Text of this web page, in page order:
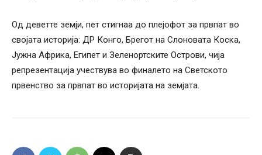
Од деветте земји, пет стигнаа до плејофот за првпат во
својата историја: ДР Конго, Брегот на Слоновата Коска,
Јужна Африка, Египет и Зеленортските Острови, чија
репрезентација учествува во финалето на Светското
првенство за првпат во историјата на земјата.